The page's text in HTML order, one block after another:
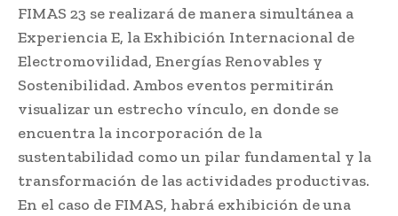
FIMAS 23 se realizará de manera simultánea a
Experiencia E, la Exhibición Internacional de
Electromovilidad, Energías Renovables y
Sostenibilidad. Ambos eventos permitirán
visualizar un estrecho vínculo, en donde se
encuentra la incorporación de la
sustentabilidad como un pilar fundamental y la
transformación de las actividades productivas.
En el caso de FIMAS, habrá exhibición de una